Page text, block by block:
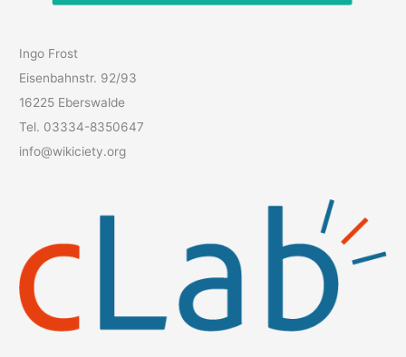
Ingo Frost
Eisenbahnstr. 92/93
16225 Eberswalde
Tel. 03334-8350647
info@wikiciety.org